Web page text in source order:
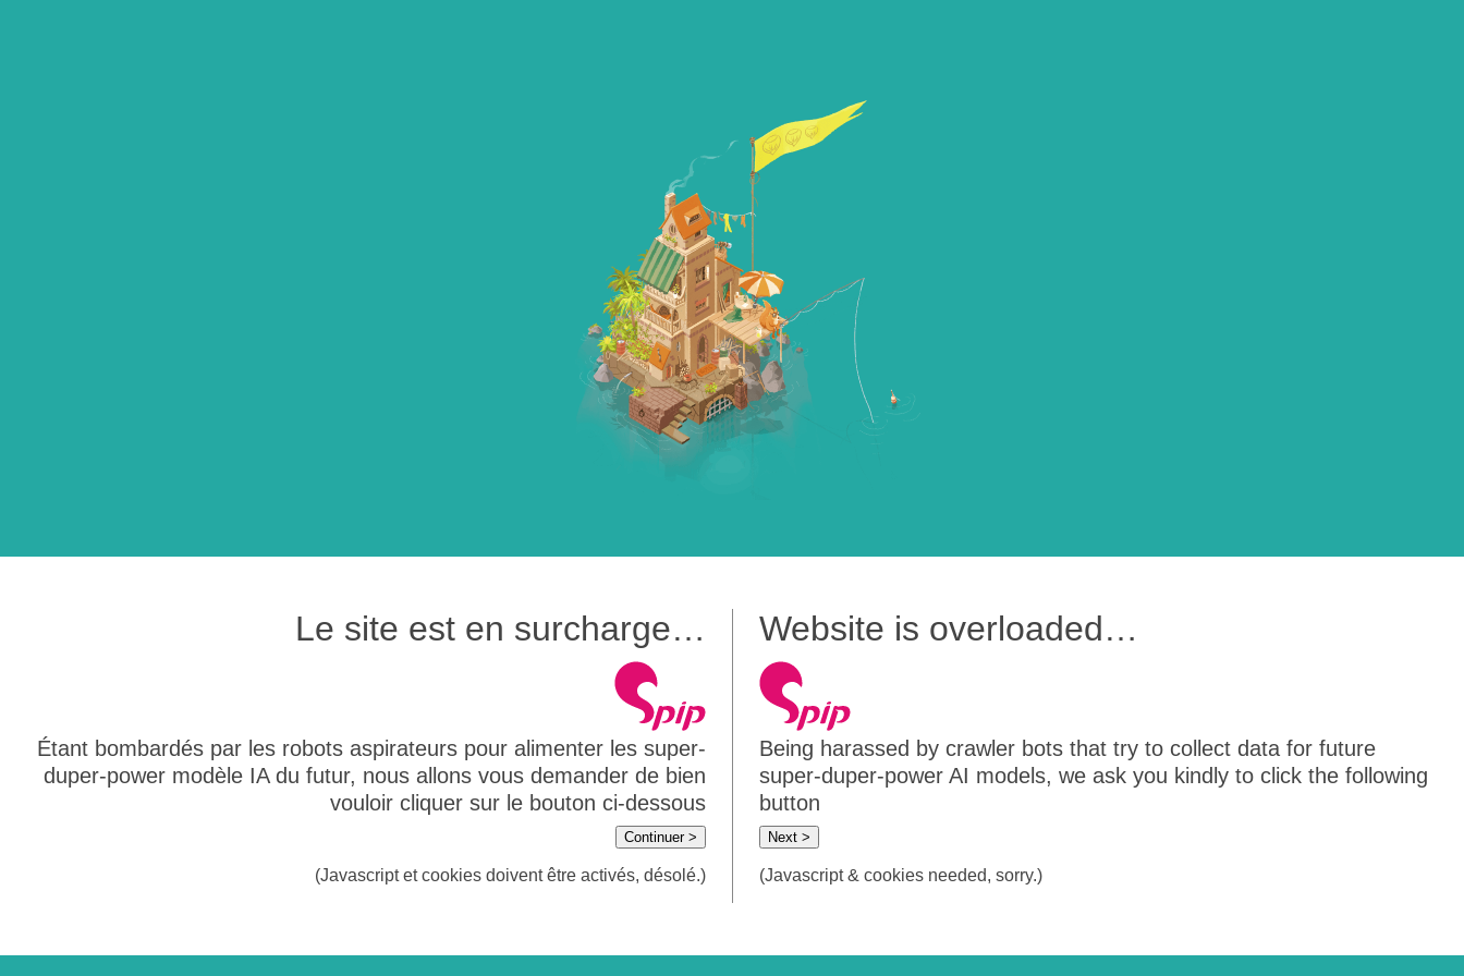
Le site est en surcharge…
Étant bombardés par les robots aspirateurs pour alimenter les super-
duper-power modèle IA du futur, nous allons vous demander de bien
vouloir cliquer sur le bouton ci-dessous
Continuer >
(Javascript et cookies doivent être activés, désolé.)
Website is overloaded…
Being harassed by crawler bots that try to collect data for future
super-duper-power AI models, we ask you kindly to click the following
button
Next >
(Javascript & cookies needed, sorry.)